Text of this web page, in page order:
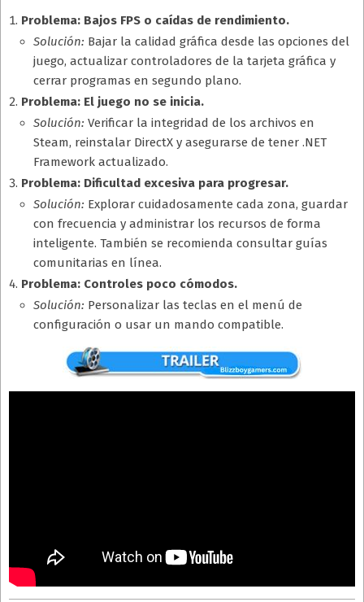
Problema: Bajos FPS o caídas de rendimiento.
Solución: Bajar la calidad gráfica desde las opciones del
juego, actualizar controladores de la tarjeta gráfica y
cerrar programas en segundo plano.
Problema: El juego no se inicia.
Solución: Verificar la integridad de los archivos en
Steam, reinstalar DirectX y asegurarse de tener .NET
Framework actualizado.
Problema: Dificultad excesiva para progresar.
Solución: Explorar cuidadosamente cada zona, guardar
con frecuencia y administrar los recursos de forma
inteligente. También se recomienda consultar guías
comunitarias en línea.
Problema: Controles poco cómodos.
Solución: Personalizar las teclas en el menú de
configuración o usar un mando compatible.